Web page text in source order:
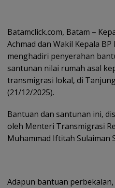
Batamclick.com, Batam –
Achmad dan Wakil Kepala
menghadiri penyerahan
santunan nilai rumah asal
transmigrasi lokal, di
(21/12/2025).
Bantuan dan santunan ini,
oleh Menteri Transmigrasi
Muhammad Iftitah Sulaiman
Adapun bantuan